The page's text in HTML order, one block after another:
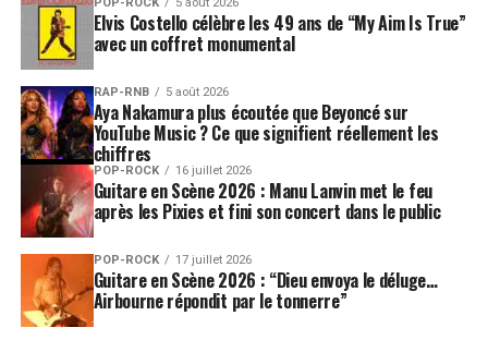
Elvis Costello célèbre les 49 ans de “My Aim Is True”
avec un coffret monumental
RAP-RNB 5 août 2026
Aya Nakamura plus écoutée que Beyoncé sur
YouTube Music ? Ce que signifient réellement les
chiffres
POP-ROCK 16 juillet 2026
Guitare en Scène 2026 : Manu Lanvin met le feu
après les Pixies et fini son concert dans le public
POP-ROCK 17 juillet 2026
Guitare en Scène 2026 : “Dieu envoya le déluge…
Airbourne répondit par le tonnerre”